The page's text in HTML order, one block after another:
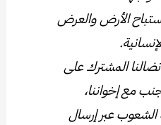
الأرض والعرض
المشترك على
مع إخواننا،
عبر إرسال